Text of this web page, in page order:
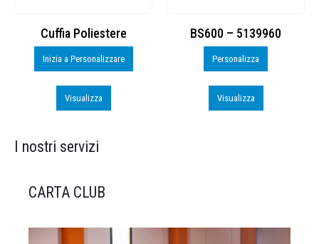
Cuffia Poliestere
Inizia a Personalizzare
Visualizza
BS600 – 5139960
Personalizza
Visualizza
I nostri servizi
CARTA CLUB